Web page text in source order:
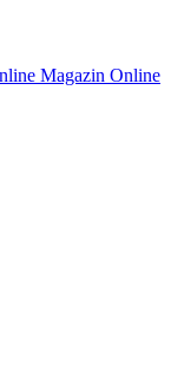
Online